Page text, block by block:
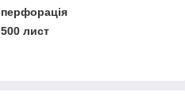
перфорація
500 лист